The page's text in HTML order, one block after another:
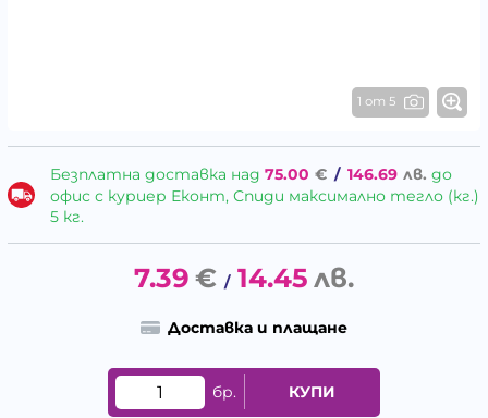
1 от 5
Безплатна доставка над 75.00 € / 146.69 лв. до
офис с куриер Еконт, Спиди максимално тегло (кг.)
5 кг.
7.39 € / 14.45 лв.
Доставка и плащане
бр. КУПИ